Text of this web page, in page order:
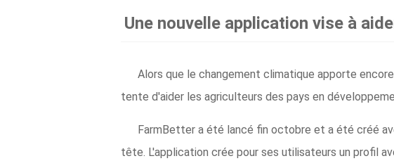
Une nouvelle application vise à
Alors que le changement climatique apporte
tente d'aider les agriculteurs des pays en
FarmBetter a été lancé fin octobre et a été créé
tête. L'application crée pour ses utilisateurs un profil